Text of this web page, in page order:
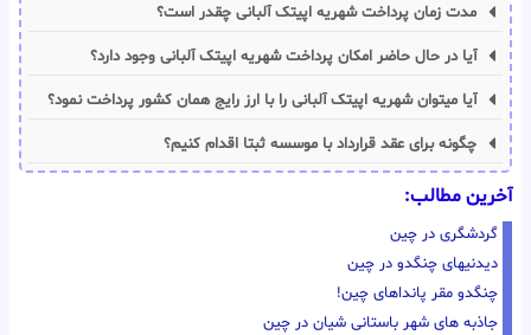
مدت زمان پرداخت شهریه اپیتک آلبانی چقدر است؟
آیا در حال حاضر امکان پرداخت شهریه اپیتک آلبانی وجود دارد؟
آیا میتوان شهریه اپیتک آلبانی را با ارز رایج همان کشور پرداخت نمود؟
چگونه برای عقد قرارداد با موسسه ثبتا اقدام کنیم؟
آخرین مطالب:
گردشگری در چین
دیدنیهای چنگدو در چین
چنگدو مقر پانداهای چین!
جاذبه های شهر باستانی شیان در چین